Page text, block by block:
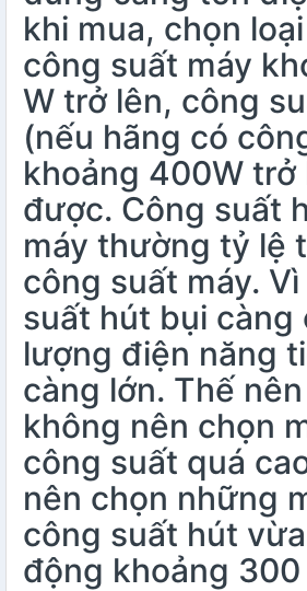
khi mua, chọn
công suất máy
W trở lên, công
(nếu hãng có
khoảng 400W trở
được. Công suất
máy thường tỷ lệ
công suất máy.
suất hút bụi càng
lượng điện năng
càng lớn. Thế
không nên chọn
công suất quá
nên chọn những
công suất hút
động khoảng 300